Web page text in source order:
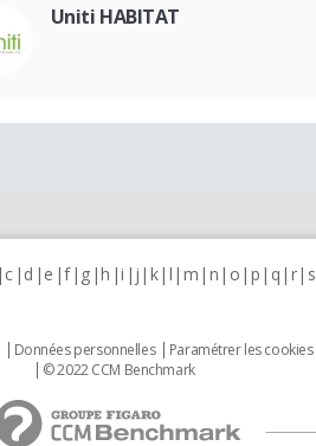
Uniti HABITAT
c d e f g h i j k l m n o p q r s
Données personnelles Paramétrer les cookies
© 2022 CCM Benchmark